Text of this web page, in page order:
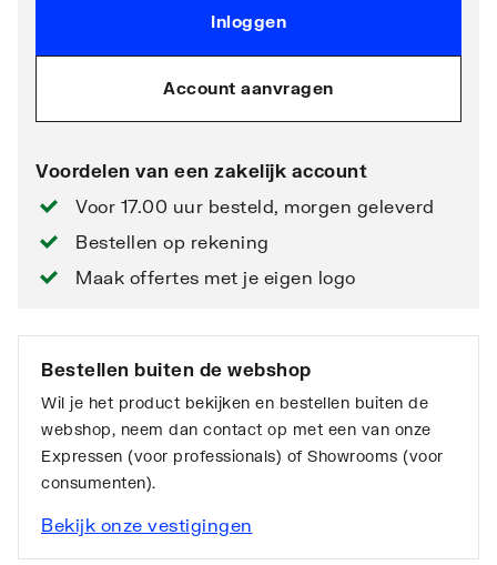
Inloggen
Account aanvragen
Voordelen van een zakelijk account
Voor 17.00 uur besteld, morgen geleverd
Bestellen op rekening
Maak offertes met je eigen logo
Bestellen buiten de webshop
Wil je het product bekijken en bestellen buiten de
webshop, neem dan contact op met een van onze
Expressen (voor professionals) of Showrooms (voor
consumenten).
Bekijk onze vestigingen